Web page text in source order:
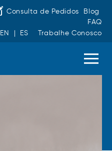
Consulta de Pedidos
Blog
FAQ
EN | ES Trabalhe Conosco